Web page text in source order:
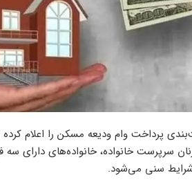
پرداخت وام ودیعه مسکن را اعلام
خانواده، خانواده‌های دارای سه
شرایط سنی می‌شود.